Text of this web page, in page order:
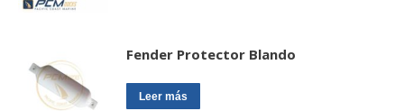
Fender Protector Blando
Leer más